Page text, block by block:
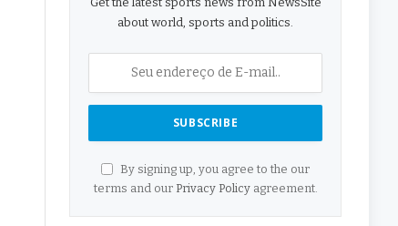
about world, sports and politics.
By signing up, you agree to the our
terms and our Privacy Policyagreement.